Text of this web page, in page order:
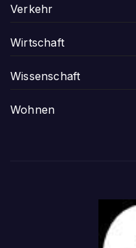
Verkehr
Wirtschaft
Wissenschaft
Wohnen